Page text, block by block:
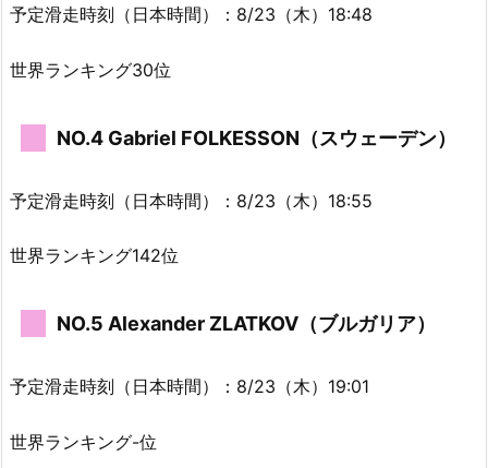
予定滑走時刻（日本時間）：8/23（木）18:48
世界ランキング30位
NO.4 Gabriel FOLKESSON（スウェーデン）
予定滑走時刻（日本時間）：8/23（木）18:55
世界ランキング142位
NO.5 Alexander ZLATKOV（ブルガリア）
予定滑走時刻（日本時間）：8/23（木）19:01
世界ランキング-位